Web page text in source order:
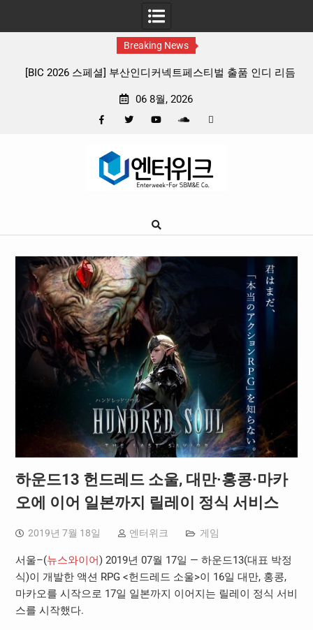
Breaking News
품 인디 리듬
판타지 케이팝 애니메이션 ‘고스트밴드’ 8월 26일(
06 8월, 2026
Google
하운드13 헌드레드 소울, 대만·홍콩·마카
오에 이어 일본까지 릴레이 정식 서비스
2019년 7월 18일 엔터위크 게임
서울–(뉴스와이어) 2019년 07월 17일 — 하운드13(대표 박정
식)이 개발한 액션 RPG <헌드레드 소울>이 16일 대만, 홍콩,
마카오를 시작으로 17일 일본까지 이어지는 릴레이 정식 서비
스를 시작했다.